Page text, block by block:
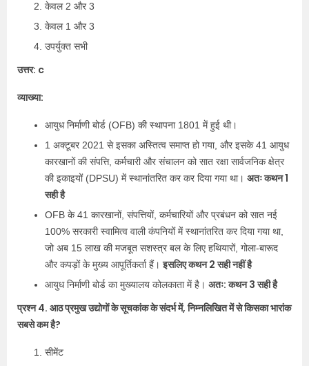
केवल 2 और 3
केवल 1 और 3
उपर्युक्त सभी
उत्तर: c
व्याख्या:
आयुध निर्माणी बोर्ड (OFB) की स्थापना 1801 में हुई थी।
1 अक्टूबर 2021 से इसका अस्तित्व समाप्त हो गया, और इसके 41 आयुध
कारखानों की संपत्ति, कर्मचारी और संचालन को सात रक्षा सार्वजनिक क्षेत्र
की इकाइयों (DPSU) में स्थानांतरित कर कर दिया गया था। अतः कथन 1
सही है
OFB के 41 कारखानों, संपत्तियों, कर्मचारियों और प्रबंधन को सात नई
100% सरकारी स्वामित्व वाली कंपनियों में स्थानांतरित कर दिया गया था,
जो अब 15 लाख की मजबूत सशस्त्र बल के लिए हथियारों, गोला-बारूद
और कपड़ों के मुख्य आपूर्तिकर्ता हैं।इसलिए कथन 2 सही नहीं है
आयुध निर्माणी बोर्ड का मुख्यालय कोलकाता में है। अतः: कथन 3 सही है
प्रश्न 4. आठ प्रमुख उद्योगों के सूचकांक के संदर्भ में, निम्नलिखित में से किसका भारांक
सबसे कम है?
सीमेंट